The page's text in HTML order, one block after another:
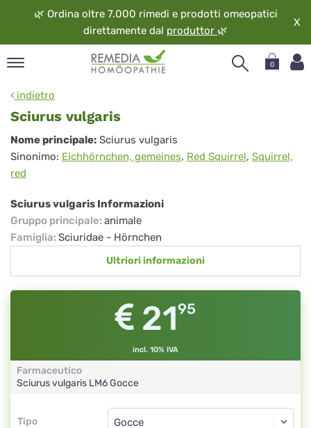
🌿 Ordina oltre 7.000 rimedi e prodotti omeopatici
direttamente dal produttor 🌿
X
0
indietro
Sciurus vulgaris
Sciurus
vulgaris
Nome principale: Sciurus vulgaris
Sinonimo: Eichhörnchen, gemeines, Red Squirrel, Squirrel,
red
Sciurus vulgaris Informazioni
Gruppo principale: animale
Famiglia: Sciuridae - Hörnchen
Ultriori informazioni
2195
incl. 10% IVA
Farmaceutico
Sciurus vulgaris LM6Gocce
Tipo
Tipo